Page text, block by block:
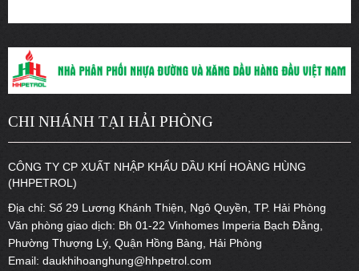
CHI NHÁNH TẠI HẢI PHÒNG
CÔNG TY CP XUẤT NHẬP KHẨU DẦU KHÍ HOÀNG HÙNG
(HHPETROL)
Địa chỉ: Số 29 Lương Khánh Thiện, Ngô Quyền, TP. Hải Phòng
Văn phòng giao dịch: Bh 01-22 Vinhomes Imperia Bạch Đằng,
Phường Thượng Lý, Quận Hồng Bàng, Hải Phòng
Email: daukhihoanghung@hhpetrol.com